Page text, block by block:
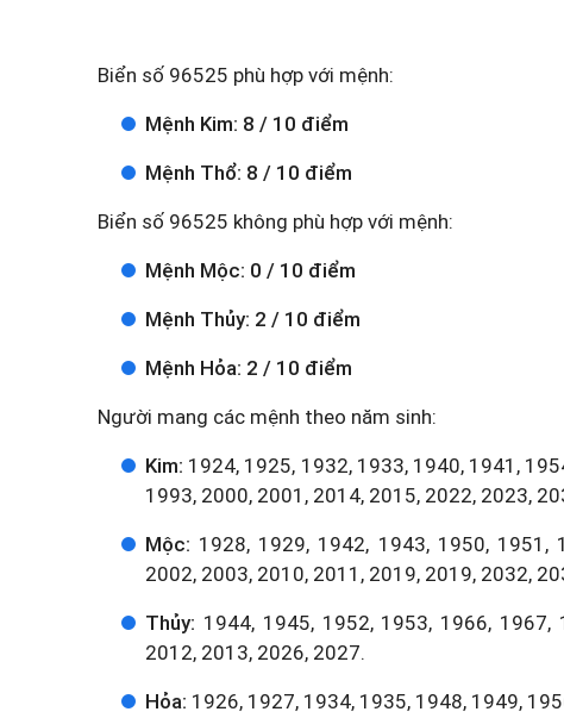
Biển số 96525 phù hợp với mệnh:
Mệnh Kim: 8 / 10 điểm
Mệnh Thổ: 8 / 10 điểm
Biển số 96525 không phù hợp với mệnh:
Mệnh Mộc: 0 / 10 điểm
Mệnh Thủy: 2 / 10 điểm
Mệnh Hỏa: 2 / 10 điểm
Người mang các mệnh theo năm sinh:
Kim: 1924, 1925, 1932, 1933, 1940, 1941,
1993, 2000, 2001, 2014, 2015, 2022, 2023,
Mộc: 1928, 1929, 1942, 1943, 1950, 1951,
2002, 2003, 2010, 2011, 2019, 2019, 2032,
Thủy: 1944, 1945, 1952, 1953, 1966,
2012, 2013, 2026, 2027.
Hỏa: 1926, 1927, 1934, 1935, 1948, 1949,